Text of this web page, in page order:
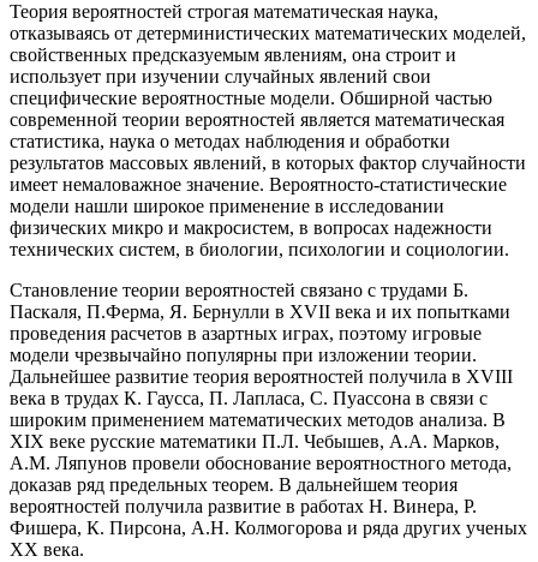
Теория вероятностей строгая математическая наука,
отказываясь от детерминистических математических моделей,
свойственных предсказуемым явлениям, она строит и
использует при изучении случайных явлений свои
специфические вероятностные модели. Обширной частью
современной теории вероятностей является математическая
статистика, наука о методах наблюдения и обработки
результатов массовых явлений, в которых фактор случайности
имеет немаловажное значение. Вероятносто-статистические
модели нашли широкое применение в исследовании
физических микро и макросистем, в вопросах надежности
технических систем, в биологии, психологии и социологии.
Становление теории вероятностей связано с трудами Б.
Паскаля, П.Ферма, Я. Бернулли в XVII века и их попытками
проведения расчетов в азартных играх, поэтому игровые
модели чрезвычайно популярны при изложении теории.
Дальнейшее развитие теория вероятностей получила в XVIII
века в трудах К. Гаусса, П. Лапласа, С. Пуассона в связи с
широким применением математических методов анализа. В
XIX веке русские математики П.Л. Чебышев, А.А. Марков,
А.М. Ляпунов провели обоснование вероятностного метода,
доказав ряд предельных теорем. В дальнейшем теория
вероятностей получила развитие в работах Н. Винера, Р.
Фишера, К. Пирсона, А.Н. Колмогорова и ряда других ученых
XX века.